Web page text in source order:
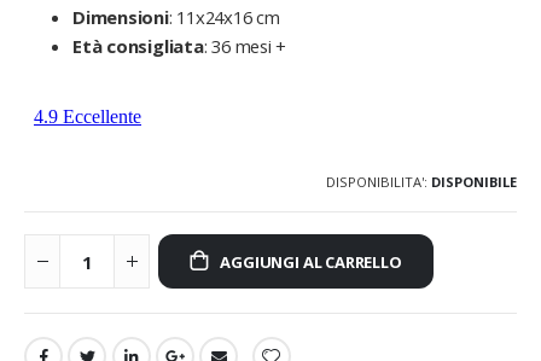
Dimensioni: 11x24x16 cm
Età consigliata: 36 mesi +
DISPONIBILITA': DISPONIBILE
AGGIUNGI AL CARRELLO